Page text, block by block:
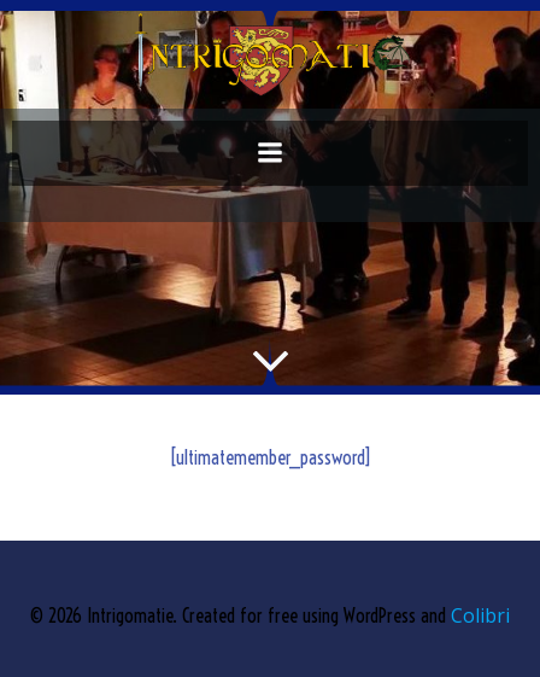
[ultimatemember_password]
© 2026 Intrigomatie. Created for free using WordPress and Colibri